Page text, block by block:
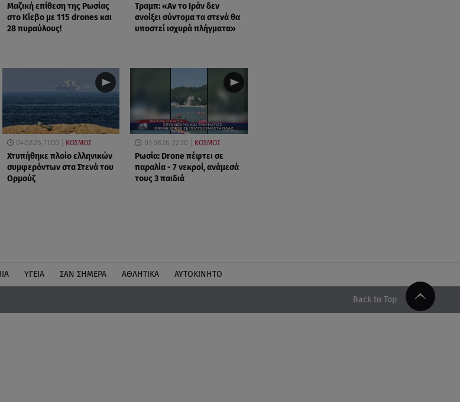
Μαζική επίθεση της Ρωσίας
στο Κίεβο με 115 drones και
28 πυραύλους!
Τραμπ: «Αν το Ιράν δεν
ανοίξει σύντομα τα στενά θα
υποστεί ισχυρά πλήγματα»
04.08.26, 11:00 ΚΟΣΜΟΣ
Χτυπήθηκε πλοίο ελληνικών
συμφερόντων στα Στενά του
Ορμούζ
03.08.26, 22:30 ΚΟΣΜΟΣ
Ρωσία: Drone πέφτει σε
παραλία - 7 νεκροί, ανάμεσά
τους 3 παιδιά
ΥΓΕΙΑ ΣΑΝ ΣΗΜΕΡΑ ΑΘΛΗΤΙΚΑ ΑΥΤΟΚΙΝΗΤΟ
Back to Top